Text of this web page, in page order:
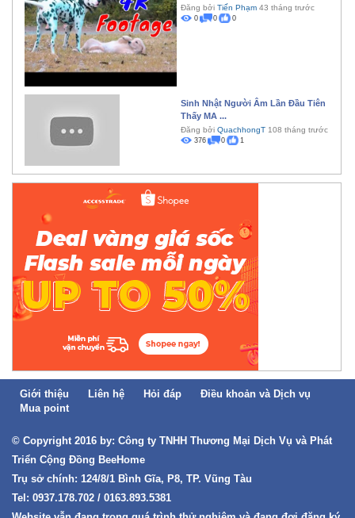
Đăng bởi Tiến Phạm 43 tháng trước
0 0 0
Sinh Nhật Người Âm Lần Đầu Tiên
Thấy MA ...
Đăng bởi QuachhongT 108 tháng trước
376 0 1
Giới thiệu Liên hệ Hỏi đáp
Điều khoản và Dịch vụ
Mua point
© Copyright 2016 by: Công ty TNHH Thương Mại Dịch Vụ và Phát
Triển Cộng Đồng BeeHome
Trụ sở chính: 124/8/1 Bình Gĩa, P8, TP. Vũng Tàu
Tel: 0937.178.702 / 0163.893.5381